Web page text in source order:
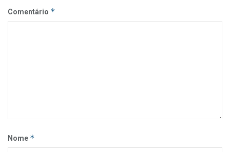
Comentário *
Nome *